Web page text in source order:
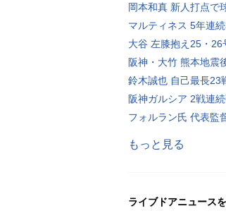
岡本和真 新人打点で
マルティネス 5年連
大谷 左膝抱え25・26
阪神・大竹 熊本地震
鈴木誠也 自己最長23
阪神ガルシア 2戦連
フォルラン氏 代表監
もっと見る
ライブドアニュース